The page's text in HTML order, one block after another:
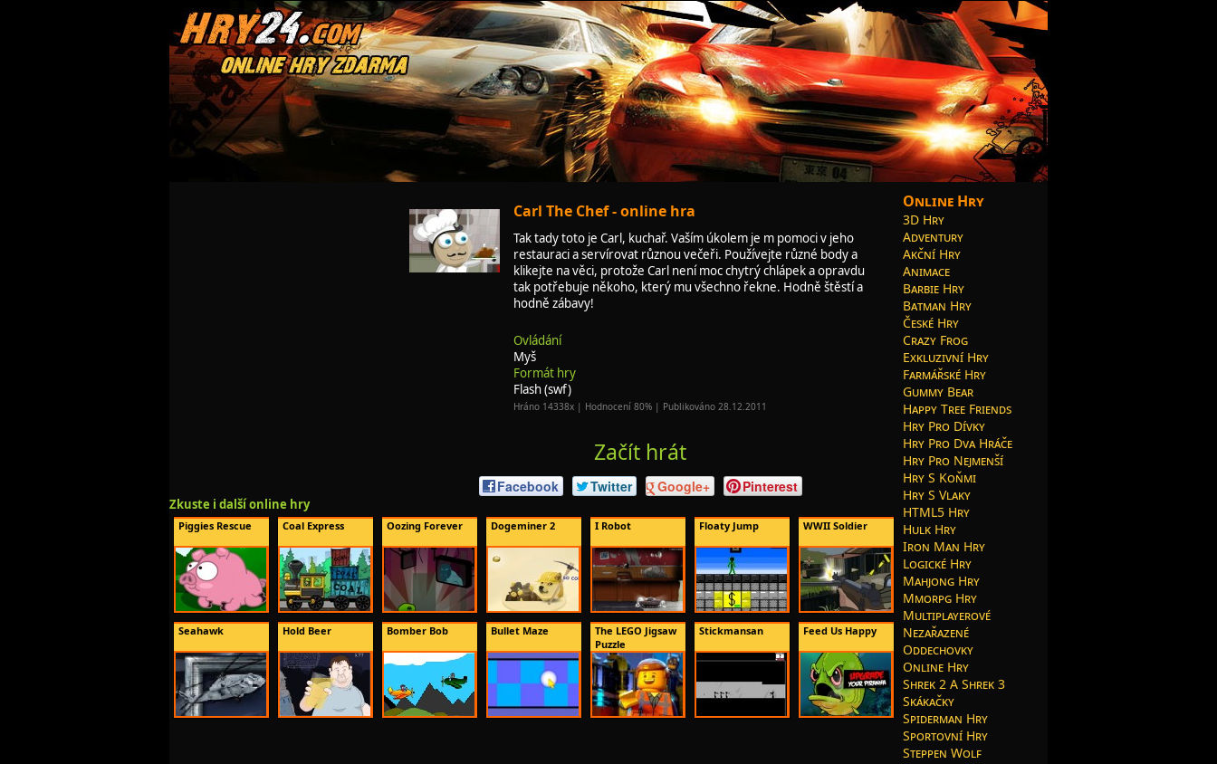
Carl The Chef - online hra
Tak tady toto je Carl, kuchař. Vaším úkolem je m pomoci v jeho
restauraci a servírovat různou večeři. Používejte různé body a
klikejte na věci, protože Carl není moc chytrý chlápek a opravdu
tak potřebuje někoho, který mu všechno řekne. Hodně štěstí a
hodně zábavy!
Ovládání
Myš
Formát hry
Flash (swf)
Hráno 14338x | Hodnocení 80% | Publikováno 28.12.2011
Začít hrát
Facebook Twitter Google+ Pinterest
Zkuste i další online hry
Piggies Rescue Coal Express Oozing Forever Dogeminer 2 I Robot Floaty Jump WWII Soldier
Seahawk Hold Beer Bomber Bob Bullet Maze
The LEGO Jigsaw
Puzzle
Stickmansan Feed Us Happy
Online Hry
3D Hry
Adventury
Akční Hry
Animace
Barbie Hry
Batman Hry
České Hry
Crazy Frog
Exkluzivní Hry
Farmářské Hry
Gummy Bear
Happy Tree Friends
Hry Pro Dívky
Hry Pro Dva Hráče
Hry Pro Nejmenší
Hry S Koňmi
Hry S Vlaky
HTML5 Hry
Hulk Hry
Iron Man Hry
Logické Hry
Mahjong Hry
Mmorpg Hry
Multiplayerové
Nezařazené
Oddechovky
Online Hry
Shrek 2 A Shrek 3
Skákačky
Spiderman Hry
Sportovní Hry
Steppen Wolf